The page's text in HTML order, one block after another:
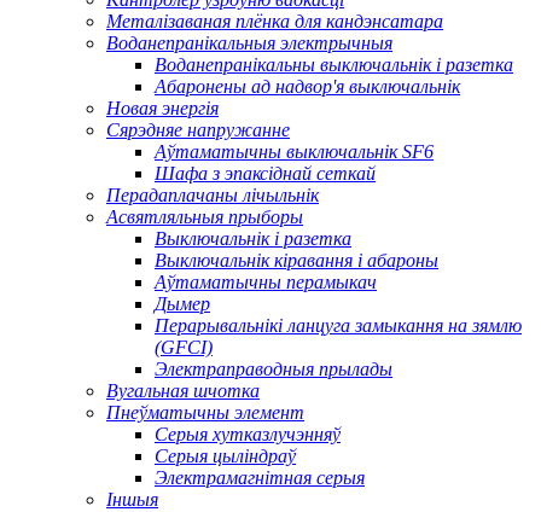
Металізаваная плёнка для кандэнсатара
Воданепранікальныя электрычныя
Воданепранікальны выключальнік і разетка
Абаронены ад надвор'я выключальнік
Новая энергія
Сярэдняе напружанне
Аўтаматычны выключальнік SF6
Шафа з эпаксіднай сеткай
Перадаплачаны лічыльнік
Асвятляльныя прыборы
Выключальнік і разетка
Выключальнік кіравання і абароны
Аўтаматычны перамыкач
Дымер
Перарывальнікі ланцуга замыкання на зямлю
(GFCI)
Электраправодныя прылады
Вугальная шчотка
Пнеўматычны элемент
Серыя хутказлучэнняў
Серыя цыліндраў
Электрамагнітная серыя
Іншыя